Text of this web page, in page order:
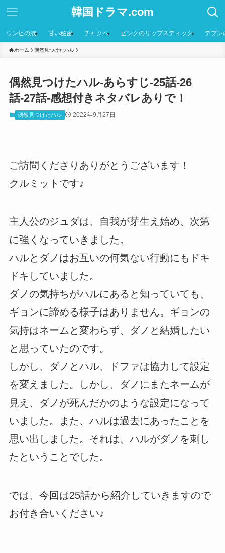
韓国ドラマ.com
ウンヒの涙 甘い秘密 チャクペ ピンクのリップスティック テプン
ホーム 偶然見つけたハル
偶然見つけたハル-あらすじ-25話-26
話-27話-感想付きネタバレありで！
偶然見つけたハル 2022年9月27日
ご訪問くださりありがとうございます！
クルミットです♪
主人公のジュダは、自我が芽生え始め、次第
に強くなっていきました。
ハルとダノはお互いの何気ない行動にもドキ
ドキしていました。
ダノの気持ちがハルにあると知っていても、
ギョンに諦める様子はありません。ギョンの
気持はネームと変わらず、ダノと結婚したい
と思っていたのです。
しかし、ダノとハル、ドファは協力して設定
を変えました。しかし、ダノにまたネームが
見え、ダノが死んだかのような設定になって
いました。また、ハルは過去にあったことを
思い出しました。それは、ハルがダノを刺し
たということでした。
では、今回は25話から紹介していきますので
お付き合いください♪